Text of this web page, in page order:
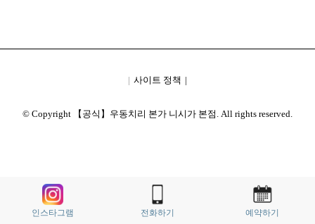
사이트 정책
© Copyright 【공식】우동치리 본가 니시가 본점. All rights reserved.
인스타그램 전화하기 예약하기